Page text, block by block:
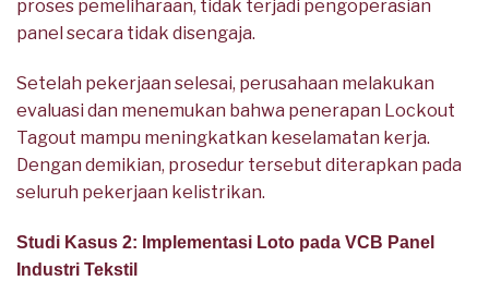
proses pemeliharaan, tidak terjadi pengoperasian
panel secara tidak disengaja.
Setelah pekerjaan selesai, perusahaan melakukan
evaluasi dan menemukan bahwa penerapan Lockout
Tagout mampu meningkatkan keselamatan kerja.
Dengan demikian, prosedur tersebut diterapkan pada
seluruh pekerjaan kelistrikan.
Studi Kasus 2: Implementasi Loto pada VCB Panel
Industri Tekstil